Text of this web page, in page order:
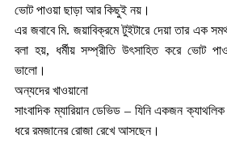
ভোট পাওয়া ছাড়া আর কিছুই নয়।
এর জবাবে মি. জয়াবিক্রমে টুইটারে দেয়া তার এক
বলা হয়, ধর্মীয় সম্প্রীতি উৎসাহিত করে ভোট
ভালো।
অন্যদের খাওয়ানো
সাংবাদিক ম্যারিয়ান ডেভিড – যিনি একজন
ধরে রমজানের রোজা রেখে আসছেন।